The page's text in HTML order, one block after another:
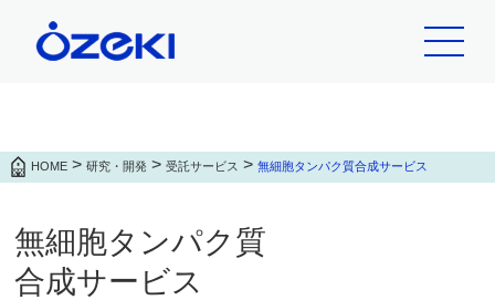
HOME > 研究・開発 > 受託サービス > 無細胞タンパク質合成サービス
無細胞タンパク質
合成サービス